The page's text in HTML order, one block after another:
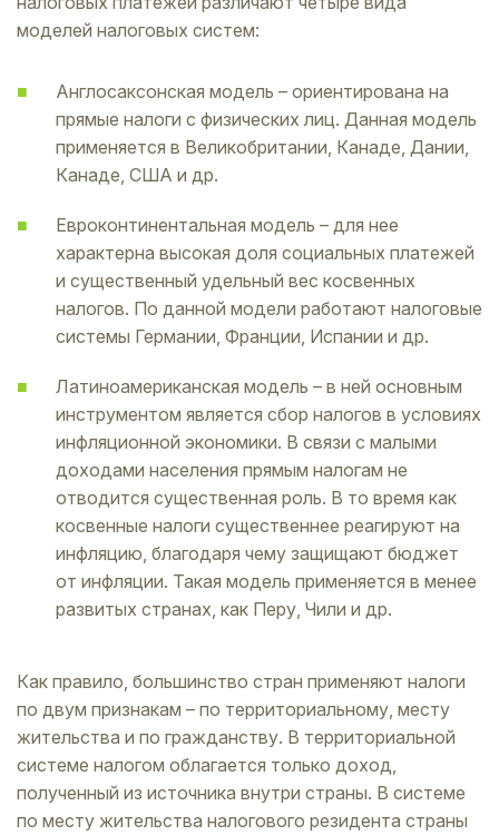
моделей налоговых систем:
Англосаксонская модель – ориентирована на
прямые налоги с физических лиц. Данная модель
применяется в Великобритании, Канаде, Дании,
Канаде, США и др.
Евроконтинентальная модель – для нее
характерна высокая доля социальных платежей
и существенный удельный вес косвенных
налогов. По данной модели работают налоговые
системы Германии, Франции, Испании и др.
Латиноамериканская модель – в ней основным
инструментом является сбор налогов в условиях
инфляционной экономики. В связи с малыми
доходами населения прямым налогам не
отводится существенная роль. В то время как
косвенные налоги существеннее реагируют на
инфляцию, благодаря чему защищают бюджет
от инфляции. Такая модель применяется в менее
развитых странах, как Перу, Чили и др.
Как правило, большинство стран применяют налоги
по двум признакам – по территориальному, месту
жительства и по гражданству. В территориальной
системе налогом облагается только доход,
полученный из источника внутри страны. В системе
по месту жительства налогового резидента страны